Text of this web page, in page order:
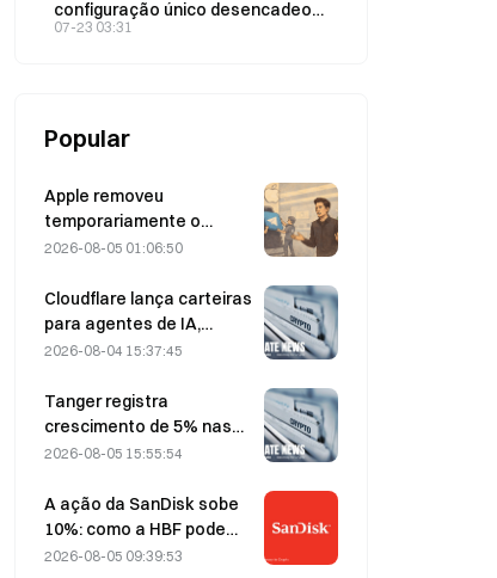
configuração único desencadeou
uma interrupção de 50 minutos
07-23 03:31
Popular
Apple removeu
temporariamente o
Telegram por causa de
dizendo ter sido alvo de
um “ataque de
segurança”.
2026-08-05 01:06:50
Cloudflare lança carteiras
para agentes de IA,
permitindo pagamentos
de agosto
2026-08-04 15:37:45
Tanger registra
crescimento de 5% nas
vendas, impulsionado pelo
Copa do Mundo entre
junho e julho
2026-08-05 15:55:54
A ação da SanDisk sobe
10%: como a HBF pode
dar início a um novo ciclo
2026-08-05 09:39:53